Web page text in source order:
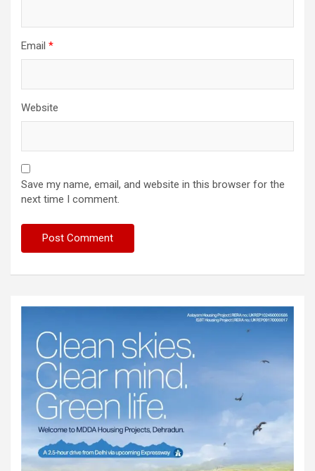
Email *
Website
Save my name, email, and website in this browser for the
next time I comment.